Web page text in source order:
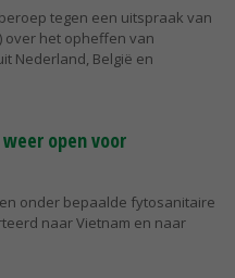
tegen een uitspraak van
over het opheffen van
Nederland, België en
open voor
onder bepaalde fytosanitaire
naar Vietnam en naar